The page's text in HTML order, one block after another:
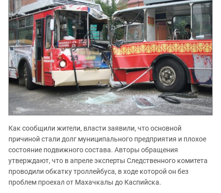
Как сообщили жители, власти заявили, что основной
причиной стали долг муниципального предприятия и плохое
состояние подвижного состава. Авторы обращения
утверждают, что в апреле эксперты Следственного комитета
проводили обкатку троллейбуса, в ходе которой он без
проблем проехал от Махачкалы до Каспийска.